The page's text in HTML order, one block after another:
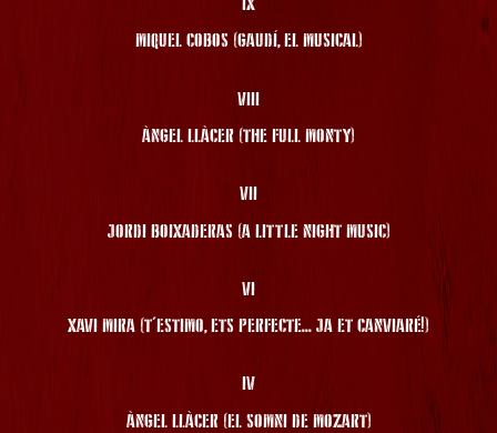
IX
MIQUEL COBOS (GAUDÍ, EL MUSICAL)
VIII
ÀNGEL LLÀCER (THE FULL MONTY)
VII
JORDI BOIXADERAS (A LITTLE NIGHT MUSIC)
VI
XAVI MIRA (T'ESTIMO, ETS PERFECTE... JA ET CANVIARÉ!)
IV
ÀNGEL LLÀCER (EL SOMNI DE MOZART)